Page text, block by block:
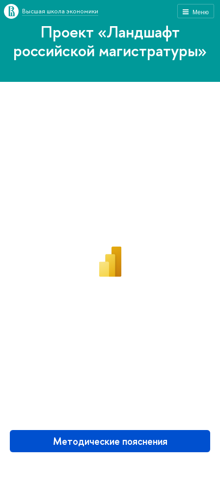
Меню
Высшая школа экономики
Проект «Ландшафт
российской магистратуры»
Методические пояснения